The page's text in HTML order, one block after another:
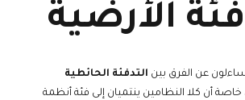
الأرضية
عن الفرق بين التدفئة الحائطية
خاصة أن كلا النظامين ينتميان إلى فئة أنظمة